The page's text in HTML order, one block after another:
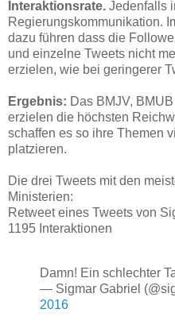
Interaktionsrate. Jedenfalls
Regierungskommunikation.
dazu führen dass die
und einzelne Tweets nicht
erzielen, wie bei geringerer
Ergebnis: Das BMJV,
erzielen die höchsten
schaffen es so ihre Themen
platzieren.
Die drei Tweets mit den
Ministerien:
Retweet eines Tweets von
1195 Interaktionen
Damn! Ein schlechter
— Sigmar Gabriel
2016